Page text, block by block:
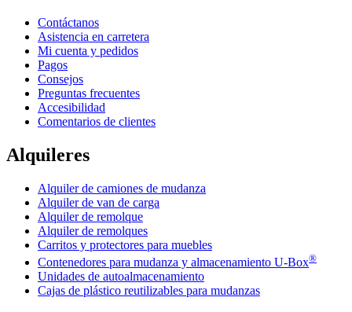
Contáctanos
Asistencia en carretera
Mi cuenta y pedidos
Pagos
Consejos
Preguntas frecuentes
Accesibilidad
Comentarios de clientes
Alquileres
Alquiler de camiones de mudanza
Alquiler de van de carga
Alquiler de remolque
Alquiler de remolques
Carritos y protectores para muebles
Contenedores para mudanza y almacenamiento U-Box®
Unidades de autoalmacenamiento
Cajas de plástico reutilizables para mudanzas